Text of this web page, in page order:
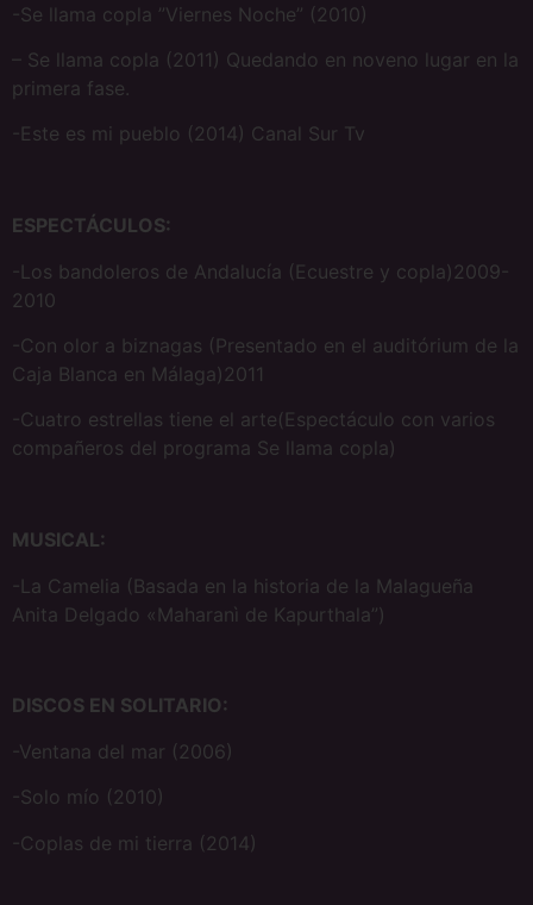
-Se llama copla ”Viernes Noche” (2010)
– Se llama copla (2011) Quedando en noveno lugar en la
primera fase.
-Este es mi pueblo (2014) Canal Sur Tv
ESPECTÁCULOS:
-Los bandoleros de Andalucía (Ecuestre y copla)2009-
2010
-Con olor a biznagas (Presentado en el auditórium de la
Caja Blanca en Málaga)2011
-Cuatro estrellas tiene el arte(Espectáculo con varios
compañeros del programa Se llama copla)
MUSICAL:
-La Camelia (Basada en la historia de la Malagueña
Anita Delgado «Maharanì de Kapurthala”)
DISCOS EN SOLITARIO:
-Ventana del mar (2006)
-Solo mío (2010)
-Coplas de mi tierra (2014)